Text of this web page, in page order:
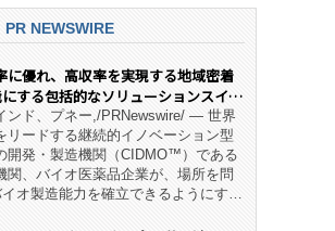
PR NEWSWIRE
に優れ、高収率を実現する地域密着
する包括的なソリューションスイー
ス
ンド、プネー,/PRNewswire/ — 世界
リードする継続的イノベーション型
開発・製造機関（CIDMO™）である
関、バイオ医薬品企業が、場所を問
オ製造能力を確立できるようにす